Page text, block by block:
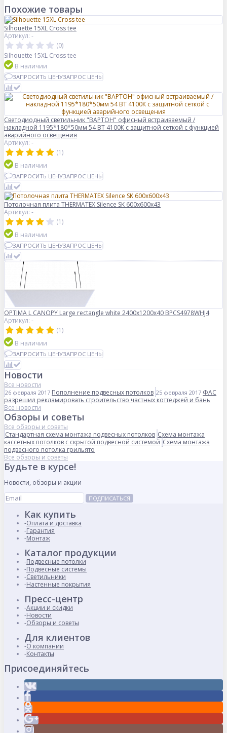
Похожие товары
Silhouette 15XL Cross tee
Артикул: -
(0)
Silhouette 15XL Cross tee
В наличии
ЗАПРОСИТЬ ЦЕНУЗАПРОС ЦЕНЫ
Светодиодный светильник "ВАРТОН" офисный встраиваемый /
накладной 1195*180*50мм 54 ВТ 4100К с защитной сеткой с функцией
аварийного освещения
Артикул: -
(1)
В наличии
ЗАПРОСИТЬ ЦЕНУЗАПРОС ЦЕНЫ
Потолочная плита THERMATEX Silence SK 600x600x43
Артикул: -
(1)
В наличии
ЗАПРОСИТЬ ЦЕНУЗАПРОС ЦЕНЫ
OPTIMA L CANOPY Large rectangle white 2400x1200x40 BPCS4978WHJ4
Артикул: -
(1)
В наличии
ЗАПРОСИТЬ ЦЕНУЗАПРОС ЦЕНЫ
Новости
Все новости
26 февраля 2017 Пополнение подвесных потолков 25 февраля 2017 ФАС
разрешил рекламировать строительство частных коттеджей и бань
Все новости
Обзоры и советы
Все обзоры и советы
Стандартная схема монтажа подвесных потолков Схема монтажа
кассетных потолков с скрытой подвесной системой Схема монтажа
подвесного потолка грильято
Все обзоры и советы
Будьте в курсе!
Новости, обзоры и акции
ПОДПИСАТЬСЯ
Как купить
Оплата и доставка
Гарантия
Монтаж
Каталог продукции
Подвесные потолки
Подвесные системы
Светильники
Настенные покрытия
Пресс-центр
Акции и скидки
Новости
Обзоры и советы
Для клиентов
О компании
Контакты
Присоединяйтесь